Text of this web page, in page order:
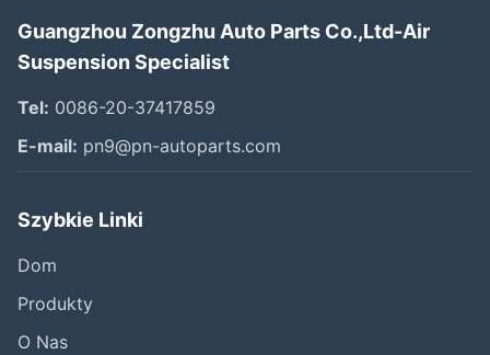
Guangzhou Zongzhu Auto Parts Co.,Ltd-Air
Suspension Specialist
Tel: 0086-20-37417859
E-mail: pn9@pn-autoparts.com
Szybkie Linki
Dom
Produkty
O Nas